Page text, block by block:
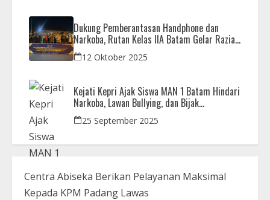
Dukung Pemberantasan Handphone dan
Narkoba, Rutan Kelas IIA Batam Gelar Razia
Bersama Aparat Penegak Hukum
12 Oktober 2025
Kejati Kepri Ajak Siswa MAN 1 Batam Hindari
Narkoba, Lawan Bullying, dan Bijak
Bermedsos
25 September 2025
Centra Abiseka Berikan Pelayanan Maksimal
Kepada KPM Padang Lawas